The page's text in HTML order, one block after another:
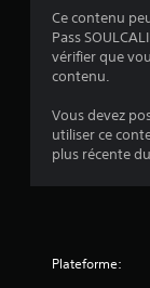
Ce contenu
Pass
vérifier que
contenu.
Vous devez
utiliser ce
plus récente
Plateforme: